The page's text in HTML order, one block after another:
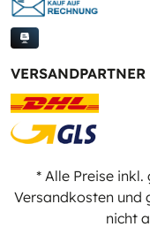
VERSANDPARTNER
* Alle Preise
Versandkosten und
nicht